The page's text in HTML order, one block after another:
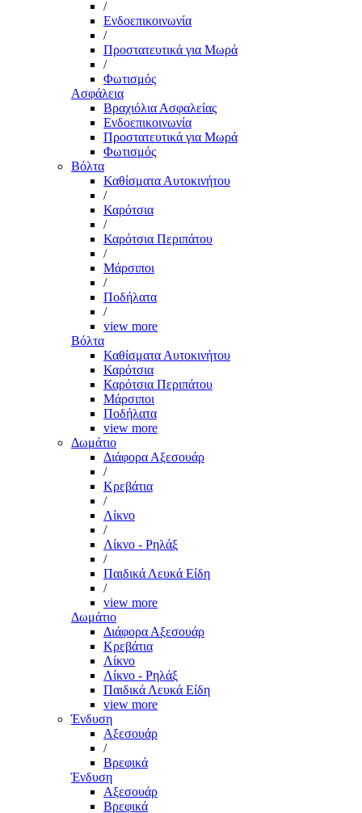
/
Ενδοεπικοινωνία
/
Προστατευτικά για Μωρά
/
Φωτισμός
Ασφάλεια
Βραχιόλια Ασφαλείας
Ενδοεπικοινωνία
Προστατευτικά για Μωρά
Φωτισμός
Βόλτα
Καθίσματα Αυτοκινήτου
/
Καρότσια
/
Καρότσια Περιπάτου
/
Μάρσιποι
/
Ποδήλατα
/
view more
Βόλτα
Καθίσματα Αυτοκινήτου
Καρότσια
Καρότσια Περιπάτου
Μάρσιποι
Ποδήλατα
view more
Δωμάτιο
Διάφορα Αξεσουάρ
/
Κρεβάτια
/
Λίκνο
/
Λίκνο - Ρηλάξ
/
Παιδικά Λευκά Είδη
/
view more
Δωμάτιο
Διάφορα Αξεσουάρ
Κρεβάτια
Λίκνο
Λίκνο - Ρηλάξ
Παιδικά Λευκά Είδη
view more
Ένδυση
Αξεσουάρ
/
Βρεφικά
Ένδυση
Αξεσουάρ
Βρεφικά